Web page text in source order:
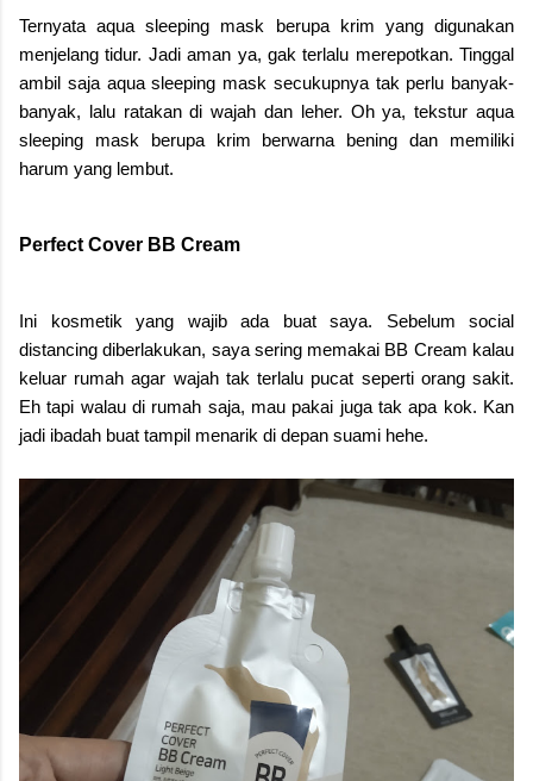
Ternyata aqua sleeping mask berupa krim yang digunakan
menjelang tidur. Jadi aman ya, gak terlalu merepotkan. Tinggal
ambil saja aqua sleeping mask secukupnya tak perlu banyak-
banyak, lalu ratakan di wajah dan leher. Oh ya, tekstur aqua
sleeping mask berupa krim berwarna bening dan memiliki
harum yang lembut.
Perfect Cover BB Cream
Ini kosmetik yang wajib ada buat saya. Sebelum social
distancing diberlakukan, saya sering memakai BB Cream kalau
keluar rumah agar wajah tak terlalu pucat seperti orang sakit.
Eh tapi walau di rumah saja, mau pakai juga tak apa kok. Kan
jadi ibadah buat tampil menarik di depan suami hehe.